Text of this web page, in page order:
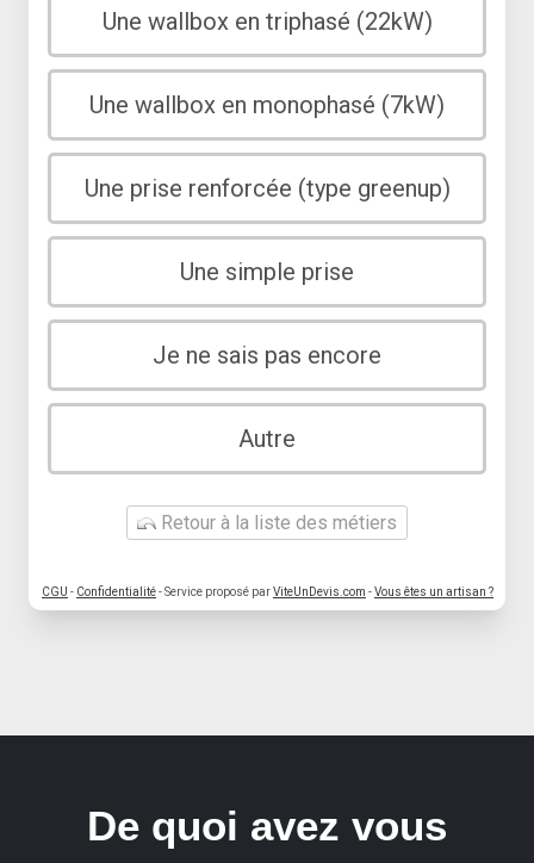
Une wallbox en triphasé (22kW)
Une wallbox en monophasé (7kW)
Une prise renforcée (type greenup)
Une simple prise
Je ne sais pas encore
Autre
Retour à la liste des métiers
CGU - Confidentialité- Service proposé parViteUnDevis.com -Vous êtes un artisan ?
De quoi avez vous